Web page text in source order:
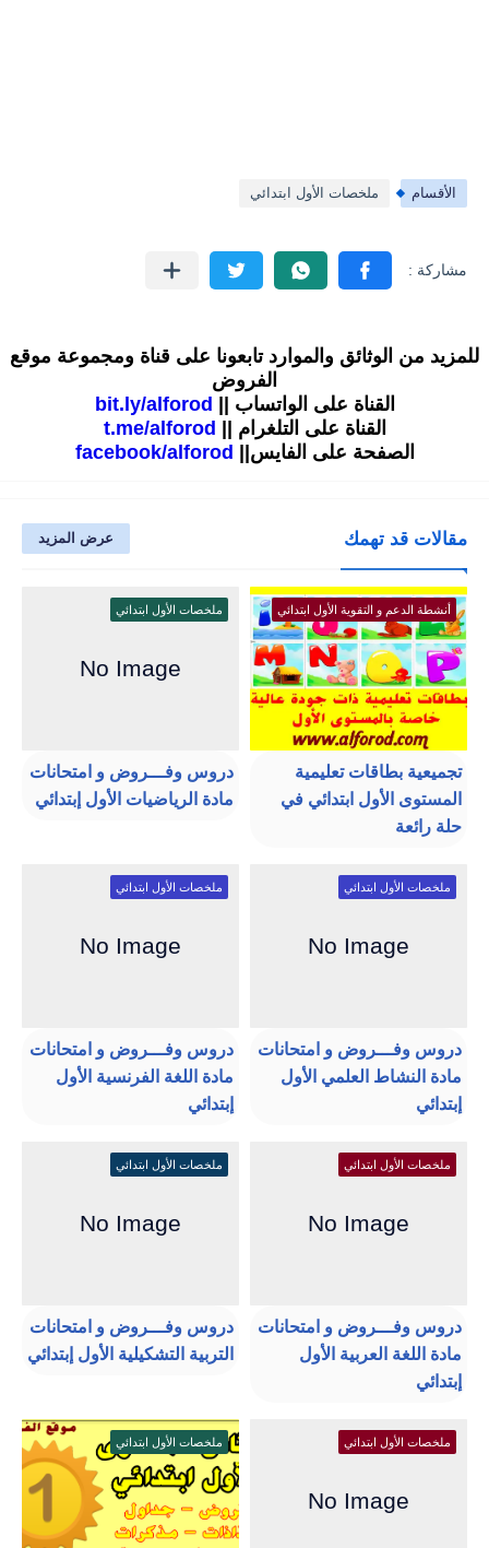
الأقسام ملخصات الأول ابتدائي
للمزيد من الوثائق والموارد تابعونا على قناة ومجموعة موقع
الفروض
القناة على الواتساب || bit.ly/alforod
القناة على التلغرام || t.me/alforod
الصفحة على الفايس|| facebook/alforod
مقالات قد تهمك عرض المزيد
أنشطة الدعم و التقوية الأول ابتدائي
تجميعية بطاقات تعليمية
المستوى الأول ابتدائي في
حلة رائعة
ملخصات الأول ابتدائي
دروس وفـــروض و امتحانات
مادة الرياضيات الأول إبتدائي
ملخصات الأول ابتدائي
دروس وفـــروض و امتحانات
مادة النشاط العلمي الأول
إبتدائي
ملخصات الأول ابتدائي
دروس وفـــروض و امتحانات
مادة اللغة الفرنسية الأول
إبتدائي
ملخصات الأول ابتدائي
دروس وفـــروض و امتحانات
مادة اللغة العربية الأول
إبتدائي
ملخصات الأول ابتدائي
دروس وفـــروض و امتحانات
التربية التشكيلية الأول إبتدائي
ملخصات الأول ابتدائي ملخصات الأول ابتدائي